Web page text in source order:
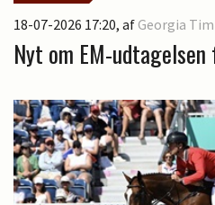
18-07-2026 17:20, af Georgia
Nyt om EM-